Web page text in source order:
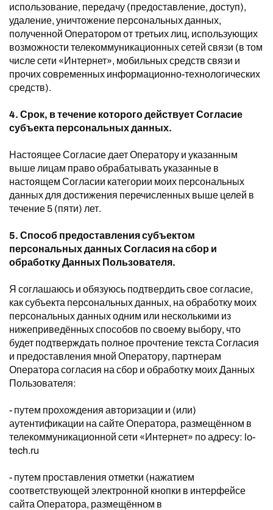
использование, передачу (предоставление, доступ),
удаление, уничтожение персональных данных,
полученной Оператором от третьих лиц, использующих
возможности телекоммуникационных сетей связи (в том
числе сети «Интернет», мобильных средств связи и
прочих современных информационно-технологических
средств).
4. Срок, в течение которого действует Согласие
субъекта персональных данных.
Настоящее Согласие дает Оператору и указанным
выше лицам право обрабатывать указанные в
настоящем Согласии категории моих персональных
данных для достижения перечисленных выше целей в
течение 5 (пяти) лет.
5. Способ предоставления субъектом
персональных данных Согласия на сбор и
обработку Данных Пользователя.
Я соглашаюсь и обязуюсь подтвердить свое согласие,
как субъекта персональных данных, на обработку моих
персональных данных одним или несколькими из
нижеприведённых способов по своему выбору, что
будет подтверждать полное прочтение текста Согласия
и предоставления мной Оператору, партнерам
Оператора согласия на сбор и обработку моих Данных
Пользователя:
- путем прохождения авторизации и (или)
аутентификации на сайте Оператора, размещённом в
телекоммуникационной сети «Интернет» по адресу: lo-
tech.ru
- путем проставления отметки (нажатием
соответствующей электронной кнопки в интерфейсе
сайта Оператора, размещённом в